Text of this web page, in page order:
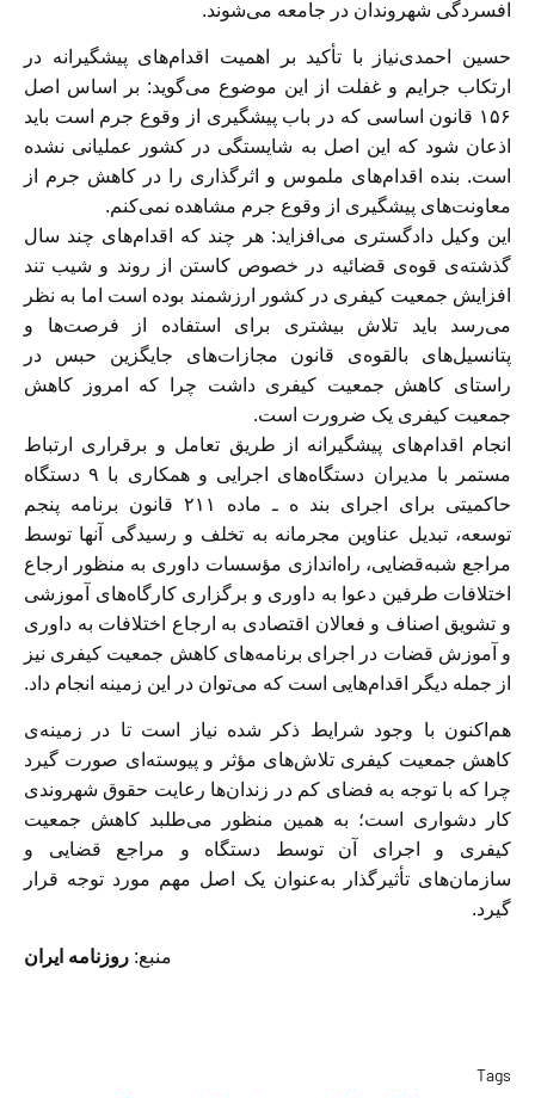
افسردگی شهروندان در جامعه می‌شوند.
حسین احمدی‌نیاز با تأکید بر اهمیت اقدام‌های پیشگیرانه در
ارتکاب جرایم و غفلت از این موضوع می‌گوید: بر اساس اصل
۱۵۶ قانون اساسی که در باب پیشگیری از وقوع جرم است باید
اذعان شود که این اصل به شایستگی در کشور عملیانی نشده
است. بنده اقدام‌های ملموس و اثرگذاری را در کاهش جرم از
معاونت‌های پیشگیری از وقوع جرم مشاهده نمی‌کنم.
این وکیل دادگستری می‌افزاید: هر چند که اقدام‌های چند سال
گذشته‌ی قوه‌ی قضائیه در خصوص کاستن از روند و شیب تند
افزایش جمعیت کیفری در کشور ارزشمند بوده است اما به نظر
می‌رسد باید تلاش بیشتری برای استفاده از فرصت‌ها و
پتانسیل‌های بالقوه‌ی قانون مجازات‌های جایگزین حبس در
راستای کاهش جمعیت کیفری داشت چرا که امروز کاهش
جمعیت کیفری یک ضرورت است.
انجام اقدام‌های پیشگیرانه از طریق تعامل و برقراری ارتباط
مستمر با مدیران دستگاه‌های اجرایی و همکاری با ۹ دستگاه
حاکمیتی برای اجرای بند ه ـ ماده ۲۱۱ قانون برنامه پنجم
توسعه، تبدیل عناوین مجرمانه به تخلف و رسیدگی آنها توسط
مراجع شبه‌قضایی، راه‌اندازی مؤسسات داوری به منظور ارجاع
اختلافات طرفین دعوا به داوری و برگزاری کارگاه‌های آموزشی
و تشویق اصناف و فعالان اقتصادی به ارجاع اختلافات به داوری
و آموزش قضات در اجرای برنامه‌های کاهش جمعیت کیفری نیز
از جمله دیگر اقدام‌هایی است که می‌توان در این زمینه انجام داد.
هم‌اکنون با وجود شرایط ذکر شده نیاز است تا در زمینه‌ی
کاهش جمعیت کیفری تلاش‌های مؤثر و پیوسته‌ای صورت گیرد
چرا که با توجه به فضای کم در زندان‌ها رعایت حقوق شهروندی
کار دشواری است؛ به همین منظور می‌طلبد کاهش جمعیت
کیفری و اجرای آن توسط دستگاه و مراجع قضایی و
سازمان‌های تأثیر‌گذار به‌عنوان یک اصل مهم مورد توجه قرار
گیرد.
منبع: روزنامه ایران
Tags